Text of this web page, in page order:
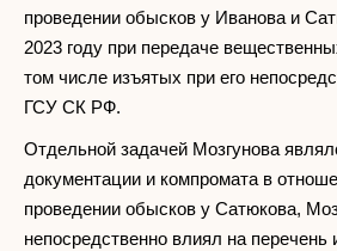
проведении обысков у Иванова и
2023 году при передаче
том числе изъятых при его
ГСУ СК РФ.
Отдельной задачей Мозгунова
документации и компромата в
проведении обысков у Сатюкова,
непосредственно влиял на перечень